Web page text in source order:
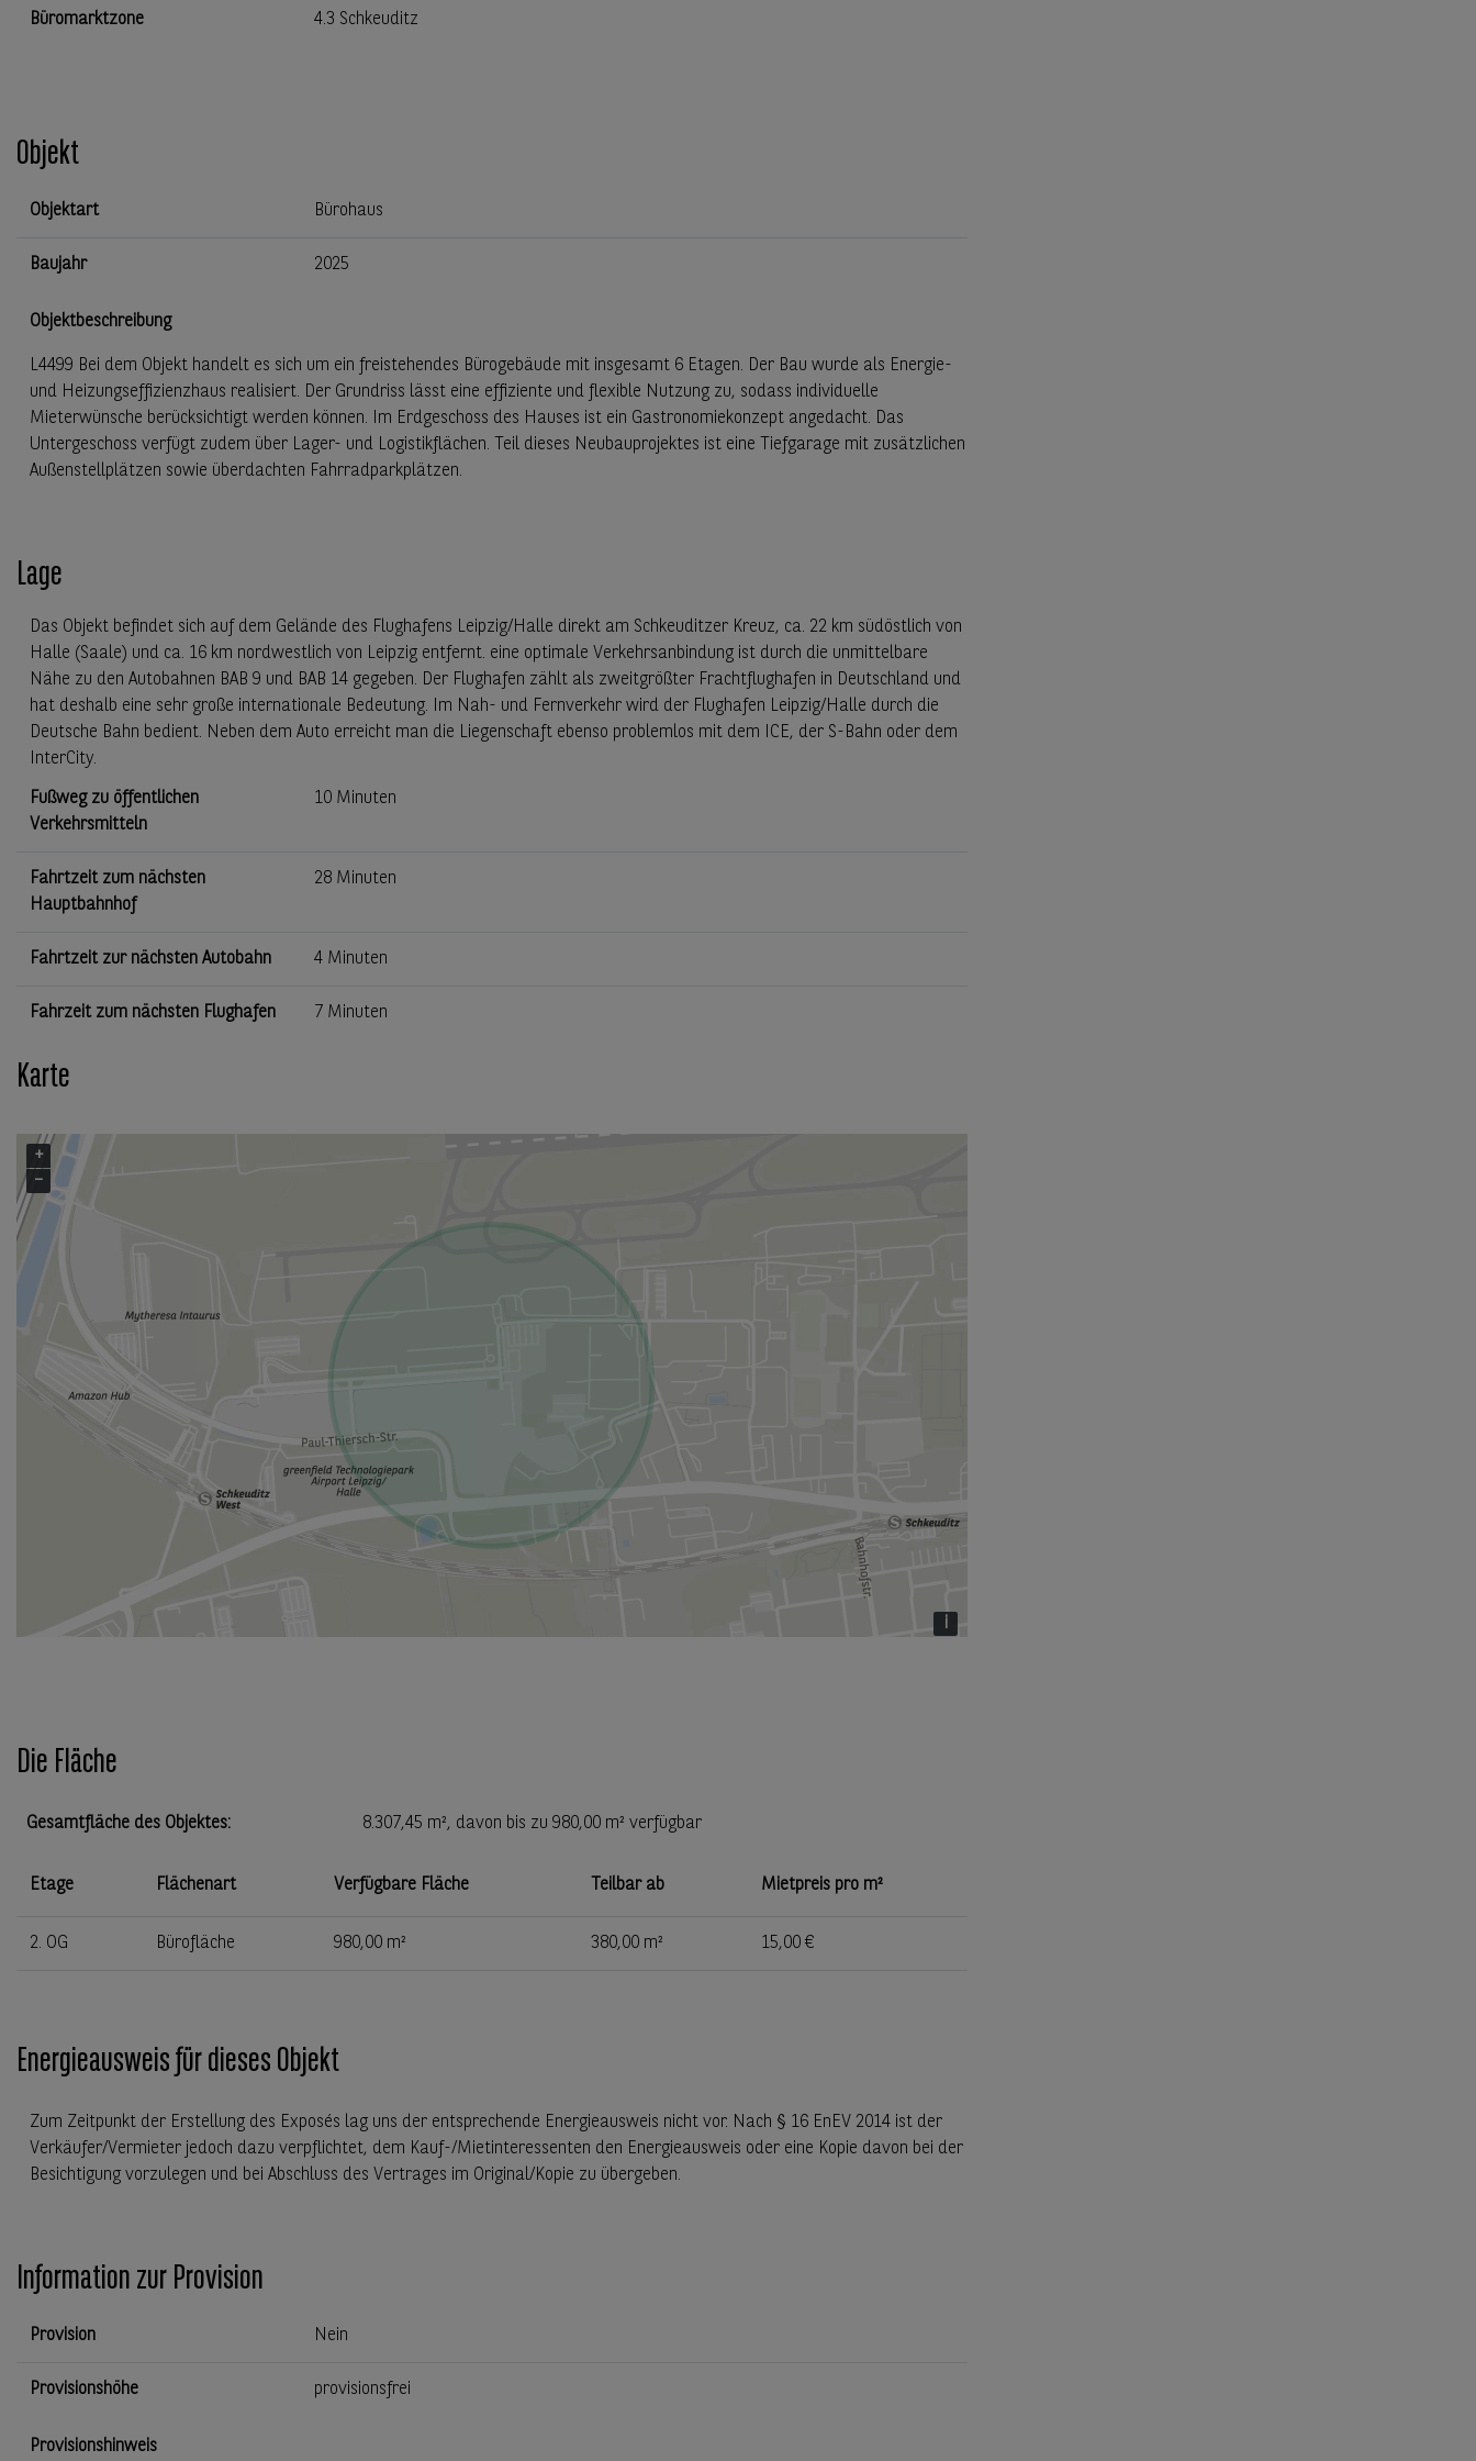
Büromarktzone 4.3 Schkeuditz
Objekt
Objektart Bürohaus
Baujahr 2025
Objektbeschreibung
L4499 Bei dem Objekt handelt es sich um ein freistehendes Bürogebäude mit insgesamt 6 Etagen. Der Bau wurde als Energie-
und Heizungseffizienzhaus realisiert. Der Grundriss lässt eine effiziente und flexible Nutzung zu, sodass individuelle
Mieterwünsche berücksichtigt werden können. Im Erdgeschoss des Hauses ist ein Gastronomiekonzept angedacht. Das
Untergeschoss verfügt zudem über Lager- und Logistikflächen. Teil dieses Neubauprojektes ist eine Tiefgarage mit zusätzlichen
Außenstellplätzen sowie überdachten Fahrradparkplätzen.
Lage
Das Objekt befindet sich auf dem Gelände des Flughafens Leipzig/Halle direkt am Schkeuditzer Kreuz, ca. 22 km südöstlich von
Halle (Saale) und ca. 16 km nordwestlich von Leipzig entfernt. eine optimale Verkehrsanbindung ist durch die unmittelbare
Nähe zu den Autobahnen BAB 9 und BAB 14 gegeben. Der Flughafen zählt als zweitgrößter Frachtflughafen in Deutschland und
hat deshalb eine sehr große internationale Bedeutung. Im Nah- und Fernverkehr wird der Flughafen Leipzig/Halle durch die
Deutsche Bahn bedient. Neben dem Auto erreicht man die Liegenschaft ebenso problemlos mit dem ICE, der S-Bahn oder dem
InterCity.
Fußweg zu öffentlichen
Verkehrsmitteln
10 Minuten
Fahrtzeit zum nächsten
Hauptbahnhof
28 Minuten
Fahrtzeit zur nächsten Autobahn 4 Minuten
Fahrzeit zum nächsten Flughafen 7 Minuten
Karte
+
−
i
Die Fläche
Gesamtfläche des Objektes: 8.307,45 m², davon bis zu 980,00 m² verfügbar
Etage Flächenart Verfügbare Fläche Teilbar ab Mietpreis pro m²
2. OG Bürofläche 980,00 m² 380,00 m² 15,00 €
Energieausweis für dieses Objekt
Zum Zeitpunkt der Erstellung des Exposés lag uns der entsprechende Energieausweis nicht vor. Nach § 16 EnEV 2014 ist der
Verkäufer/Vermieter jedoch dazu verpflichtet, dem Kauf-/Mietinteressenten den Energieausweis oder eine Kopie davon bei der
Besichtigung vorzulegen und bei Abschluss des Vertrages im Original/Kopie zu übergeben.
Information zur Provision
Provision Nein
Provisionshöhe provisionsfrei
Provisionshinweis